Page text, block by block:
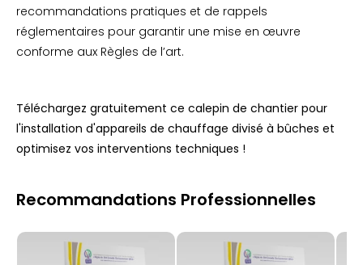
recommandations pratiques et de rappels
réglementaires pour garantir une mise en œuvre
conforme aux Règles de l’art.
Téléchargez gratuitement ce calepin de chantier pour
l'installation d'appareils de chauffage divisé à bûches et
optimisez vos interventions techniques !
Recommandations Professionnelles